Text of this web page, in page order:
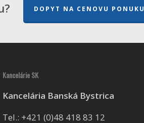
DOPYT NA CENOVU PONUKU
Kancelárie SK
Kancelária Banská Bystrica
Tel.: +421 (0)48 418 83 12